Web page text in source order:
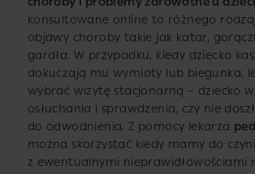
konsultowane online to różnego
objawy choroby takie jak katar,
gardła. W przypadku, kiedy dziecko
dokuczają mu wymioty lub biegunka,
wybrać wizytę stacjonarną – dziecko
osłuchania i sprawdzenia, czy nie
do odwodnienia. Z pomocy lekarza
można skorzystać kiedy mamy do
z ewentualnymi nieprawidłowościami